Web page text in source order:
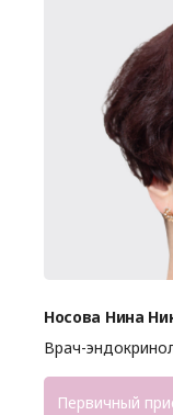
Носова Нина
Врач-
Первичный